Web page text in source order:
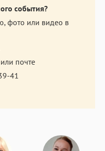
события?
фото или видео в
почте
41